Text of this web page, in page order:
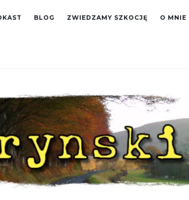
BLOG ZWIEDZAMY SZKOCJĘ O MNIE